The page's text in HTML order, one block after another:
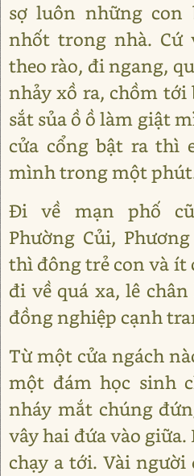
sợ luôn những con
nhốt trong nhà. Cứ
theo rào, đi ngang,
nhảy xồ ra, chồm tới
sắt sủa ồ ồ làm giật
cửa cổng bật ra thì
mình trong một
Đi về mạn phố
Phường Củi,
thì đông trẻ con và ít
đi về quá xa, lê
đồng nghiệp cạnh
Từ một cửa ngách
một đám học sinh
nháy mắt chúng
vây hai đứa vào
chạy a tới. Vài